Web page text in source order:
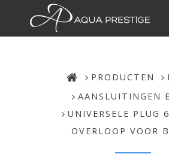
PRODUCTEN
AANSLUITINGEN
UNIVERSELE PLUG
OVERLOOP VOOR